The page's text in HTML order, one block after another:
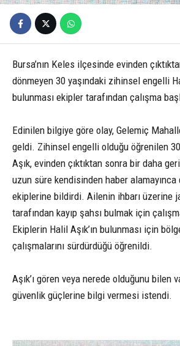
Bursa’nın Keles ilçesinde evinden
dönmeyen 30 yaşındaki zihinsel engelli
bulunması ekipler tarafından çalışma
Edinilen bilgiye göre olay, Gelemiç
geldi. Zihinsel engelli olduğu öğrenilen
Aşık, evinden çıktıktan sonra bir daha
uzun süre kendisinden haber
ekiplerine bildirdi. Ailenin ihbarı üzerine
tarafından kayıp şahsı bulmak için
Ekiplerin Halil Aşık’ın bulunması için
çalışmalarını sürdürdüğü öğrenildi.
Aşık’ı gören veya nerede olduğunu bilen
güvenlik güçlerine bilgi vermesi istendi.